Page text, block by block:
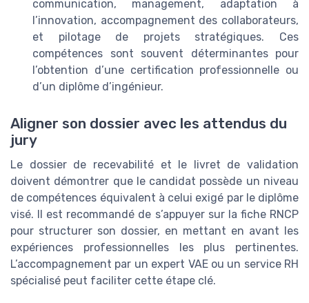
communication, management, adaptation à
l’innovation, accompagnement des collaborateurs,
et pilotage de projets stratégiques. Ces
compétences sont souvent déterminantes pour
l’obtention d’une certification professionnelle ou
d’un diplôme d’ingénieur.
Aligner son dossier avec les attendus du
jury
Le dossier de recevabilité et le livret de validation
doivent démontrer que le candidat possède un niveau
de compétences équivalent à celui exigé par le diplôme
visé. Il est recommandé de s’appuyer sur la fiche RNCP
pour structurer son dossier, en mettant en avant les
expériences professionnelles les plus pertinentes.
L’accompagnement par un expert VAE ou un service RH
spécialisé peut faciliter cette étape clé.